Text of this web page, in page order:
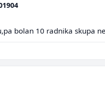
bolan 10 radnika skupa